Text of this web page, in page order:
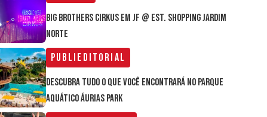
Big Brothers Cirkus em JF @ Est. Shopping Jardim
Norte
Publieditorial
Descubra tudo o que você encontrará no parque
aquático Áurias Park